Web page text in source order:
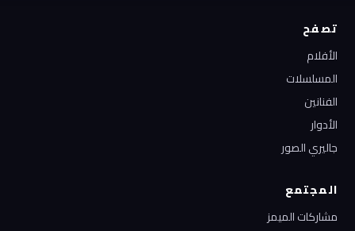
تصفح
الأفلام
المسلسلات
الفنانين
الأدوار
جاليري الصور
المجتمع
مشاركات الميمز